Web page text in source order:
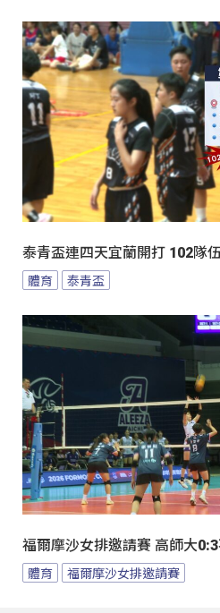
泰青盃連四天宜蘭開打 102隊
體育 泰青盃
福爾摩沙女排邀請賽 高師大
體育 福爾摩沙女排邀請賽